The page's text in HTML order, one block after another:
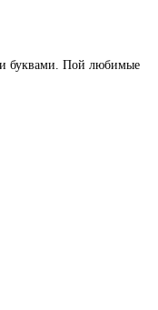
буквами. Пой любимые